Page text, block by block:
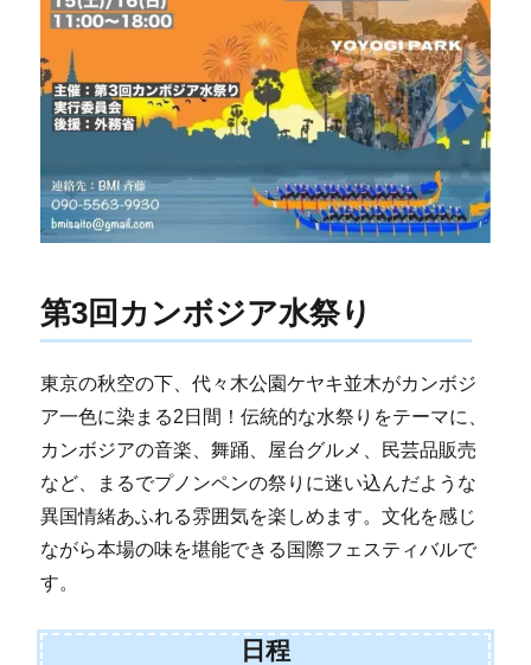
第3回カンボジア水祭り
東京の秋空の下、代々木公園ケヤキ並木がカンボジ
ア一色に染まる2日間！伝統的な水祭りをテーマに、
カンボジアの音楽、舞踊、屋台グルメ、民芸品販売
など、まるでプノンペンの祭りに迷い込んだような
異国情緒あふれる雰囲気を楽しめます。文化を感じ
ながら本場の味を堪能できる国際フェスティバルで
す。
日程